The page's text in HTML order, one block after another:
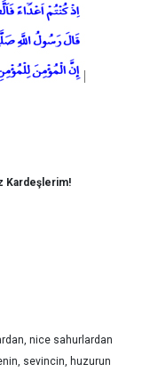
Kardeşlerim!
nice sahurlardan
sevincin, huzurun